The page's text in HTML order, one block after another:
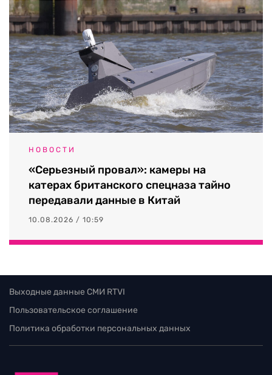
НОВОСТИ
«Серьезный провал»: камеры на
катерах британского спецназа тайно
передавали данные в Китай
10.08.2026 / 10:59
Выходные данные СМИ RTVI
Пользовательское соглашение
Политика обработки персональных данных